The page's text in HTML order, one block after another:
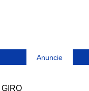
Anuncie
GIRO